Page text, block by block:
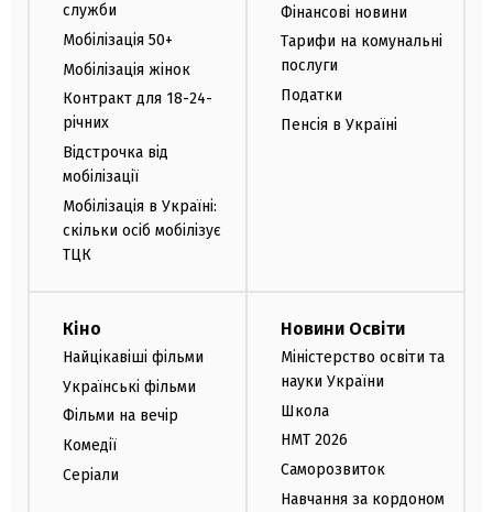
служби
Мобілізація 50+
Мобілізація жінок
Контракт для 18-24-
річних
Відстрочка від
мобілізації
Мобілізація в Україні:
скільки осіб мобілізує
ТЦК
Фінансові новини
Тарифи на комунальні
послуги
Податки
Пенсія в Україні
Кіно
Найцікавіші фільми
Українські фільми
Фільми на вечір
Комедії
Серіали
Новини Освіти
Міністерство освіти та
науки України
Школа
НМТ 2026
Саморозвиток
Навчання за кордоном